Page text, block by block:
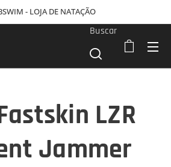
- LOJA DE NATAÇÃO
Buscar
LZR
Jammer